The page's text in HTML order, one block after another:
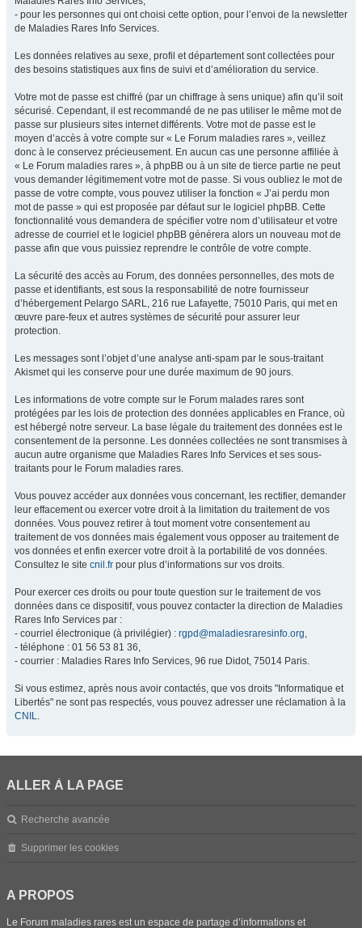
- pour les personnes qui ont choisi cette option, pour l’envoi de la newsletter
de Maladies Rares Info Services.
Les données relatives au sexe, profil et département sont collectées pour
des besoins statistiques aux fins de suivi et d’amélioration du service.
Votre mot de passe est chiffré (par un chiffrage à sens unique) afin qu’il soit
sécurisé. Cependant, il est recommandé de ne pas utiliser le même mot de
passe sur plusieurs sites internet différents. Votre mot de passe est le
moyen d’accès à votre compte sur « Le Forum maladies rares », veillez
donc à le conservez précieusement. En aucun cas une personne affiliée à
« Le Forum maladies rares », à phpBB ou à un site de tierce partie ne peut
vous demander légitimement votre mot de passe. Si vous oubliez le mot de
passe de votre compte, vous pouvez utiliser la fonction « J’ai perdu mon
mot de passe » qui est proposée par défaut sur le logiciel phpBB. Cette
fonctionnalité vous demandera de spécifier votre nom d’utilisateur et votre
adresse de courriel et le logiciel phpBB générera alors un nouveau mot de
passe afin que vous puissiez reprendre le contrôle de votre compte.
La sécurité des accès au Forum, des données personnelles, des mots de
passe et identifiants, est sous la responsabilité de notre fournisseur
d’hébergement Pelargo SARL, 216 rue Lafayette, 75010 Paris, qui met en
œuvre pare-feux et autres systèmes de sécurité pour assurer leur
protection.
Les messages sont l’objet d’une analyse anti-spam par le sous-traitant
Akismet qui les conserve pour une durée maximum de 90 jours.
Les informations de votre compte sur le Forum malades rares sont
protégées par les lois de protection des données applicables en France, où
est hébergé notre serveur. La base légale du traitement des données est le
consentement de la personne. Les données collectées ne sont transmises à
aucun autre organisme que Maladies Rares Info Services et ses sous-
traitants pour le Forum maladies rares.
Vous pouvez accéder aux données vous concernant, les rectifier, demander
leur effacement ou exercer votre droit à la limitation du traitement de vos
données. Vous pouvez retirer à tout moment votre consentement au
traitement de vos données mais également vous opposer au traitement de
vos données et enfin exercer votre droit à la portabilité de vos données.
Consultez le site cnil.fr pour plus d’informations sur vos droits.
Pour exercer ces droits ou pour toute question sur le traitement de vos
données dans ce dispositif, vous pouvez contacter la direction de Maladies
Rares Info Services par :
- courriel électronique (à privilégier) : rgpd@maladiesraresinfo.org,
- téléphone : 01 56 53 81 36,
- courrier : Maladies Rares Info Services, 96 rue Didot, 75014 Paris.
Si vous estimez, après nous avoir contactés, que vos droits "Informatique et
Libertés" ne sont pas respectés, vous pouvez adresser une réclamation à la
CNIL.
ALLER À LA PAGE
Recherche avancée
Supprimer les cookies
A PROPOS
Le Forum maladies rares est un espace de partage d’informations et